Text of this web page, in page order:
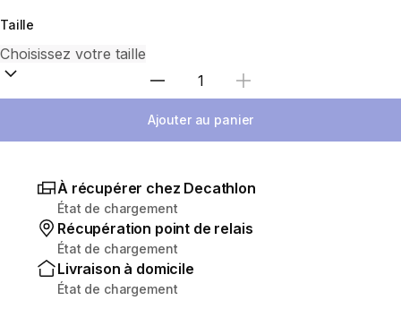
Taille
Sélectionnez la quantité
Ajouter au panier
À récupérer chez Decathlon
État de chargement
Récupération point de relais
État de chargement
Livraison à domicile
État de chargement